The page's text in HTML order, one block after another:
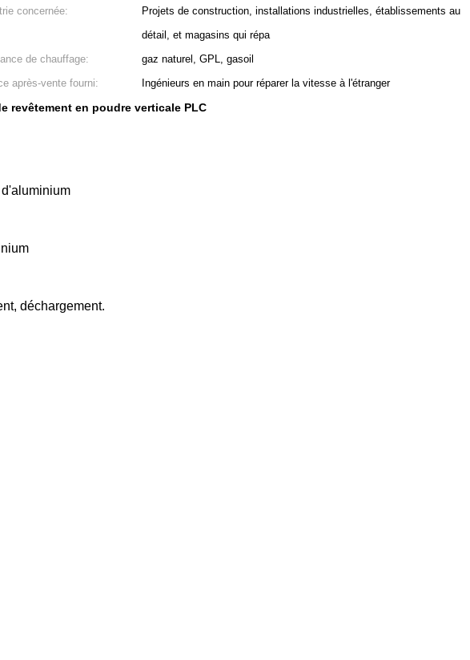
concernée:
Projets de construction, installations industrielles, établissements au
détail, et magasins qui répa
de chauffage:
gaz naturel, GPL, gasoil
après-vente fourni:
Ingénieurs en main pour réparer la vitesse à l'étranger
revêtement en poudre verticale PLC
déchargement.